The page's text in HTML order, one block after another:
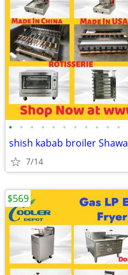
• • • • • • • • • • •
7/14
$569